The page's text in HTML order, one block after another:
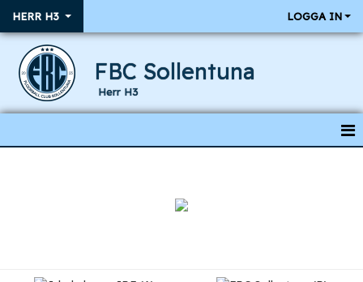
HERR H3 LOGGA IN
FBC Sollentuna
Herr H3